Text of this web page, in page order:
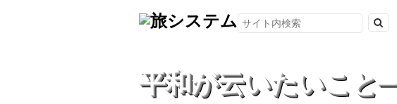
平和が云いたいこと─